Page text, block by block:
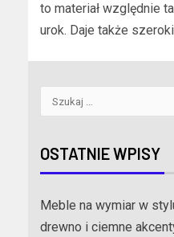
to materiał względnie
urok. Daje także
OSTATNIE WPISY
Meble na wymiar w
drewno i ciemne